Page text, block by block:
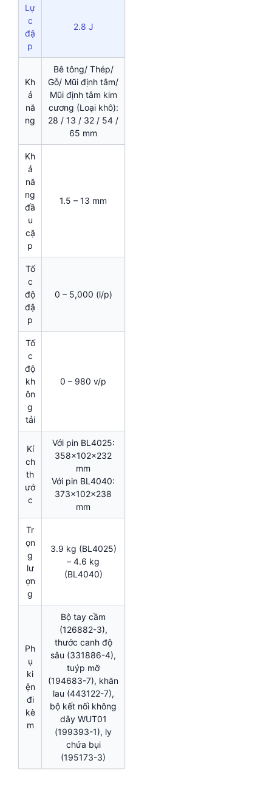
Lự
c
đậ
p
2.8 J
Kh
ả
nă
ng
Bê tông/ Thép/
Gỗ/ Mũi định tâm/
Mũi định tâm kim
cương (Loại khô):
28 / 13 / 32 / 54 /
65 mm
Kh
ả
nă
ng
đầ
u
cặ
p
1.5 – 13 mm
Tố
c
độ
đậ
p
0 – 5,000 (l/p)
Tố
c
độ
kh
ôn
g
tải
0 – 980 v/p
Kí
ch
th
ướ
c
Với pin BL4025:
358x102x232
mm
Với pin BL4040:
373x102x238
mm
Tr
ọn
g
lư
ợn
g
3.9 kg (BL4025)
– 4.6 kg
(BL4040)
Ph
ụ
ki
ện
đi
kè
m
Bộ tay cầm
(126882-3),
thước canh độ
sâu (331886-4),
tuýp mỡ
(194683-7), khăn
lau (443122-7),
bộ kết nối không
dây WUT01
(199393-1), ly
chứa bụi
(195173-3)